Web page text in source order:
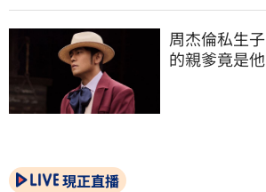
周杰倫私生
的親爹竟是他
現正直播